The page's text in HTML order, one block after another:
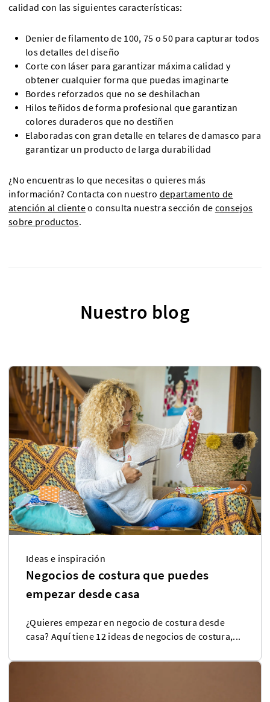
calidad con las siguientes características:
Denier de filamento de 100, 75 o 50 para capturar todos
los detalles del diseño
Corte con láser para garantizar máxima calidad y
obtener cualquier forma que puedas imaginarte
Bordes reforzados que no se deshilachan
Hilos teñidos de forma profesional que garantizan
colores duraderos que no destiñen
Elaboradas con gran detalle en telares de damasco para
garantizar un producto de larga durabilidad
¿No encuentras lo que necesitas o quieres más
información? Contacta con nuestro departamento de
atención al clienteo consulta nuestra sección de consejos
sobre productos.
Nuestro blog
Ideas e inspiración
Negocios de costura que puedes
empezar desde casa
¿Quieres empezar en negocio de costura desde
casa? Aquí tiene 12 ideas de negocios de costura,...